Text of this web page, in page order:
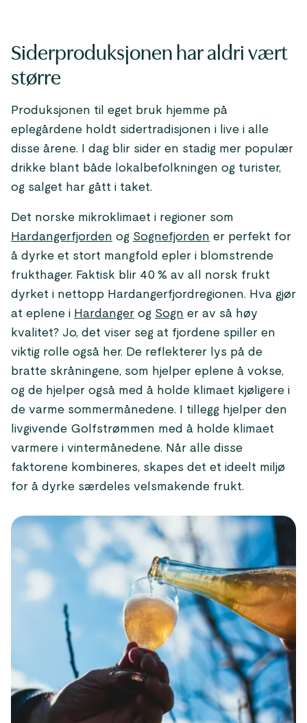
Siderproduksjonen har aldri vært
større
Produksjonen til eget bruk hjemme på
eplegårdene holdt sidertradisjonen i live i alle
disse årene. I dag blir sider en stadig mer populær
drikke blant både lokalbefolkningen og turister,
og salget har gått i taket.
Det norske mikroklimaet i regioner som
Hardangerfjorden og Sognefjorden er perfekt for
å dyrke et stort mangfold epler i blomstrende
frukthager. Faktisk blir 40 % av all norsk frukt
dyrket i nettopp Hardangerfjordregionen. Hva gjør
at eplene i Hardanger og Sogn er av så høy
kvalitet? Jo, det viser seg at fjordene spiller en
viktig rolle også her. De reflekterer lys på de
bratte skråningene, som hjelper eplene å vokse,
og de hjelper også med å holde klimaet kjøligere i
de varme sommermånedene. I tillegg hjelper den
livgivende Golfstrømmen med å holde klimaet
varmere i vintermånedene. Når alle disse
faktorene kombineres, skapes det et ideelt miljø
for å dyrke særdeles velsmakende frukt.